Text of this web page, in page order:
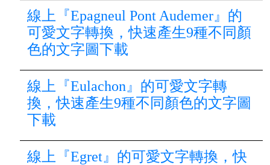
線上『Epagneul Pont Audemer』的
可愛文字轉換，快速產生9種不同顏
色的文字圖下載
線上『Eulachon』的可愛文字轉
換，快速產生9種不同顏色的文字圖
下載
線上『Egret』的可愛文字轉換，快